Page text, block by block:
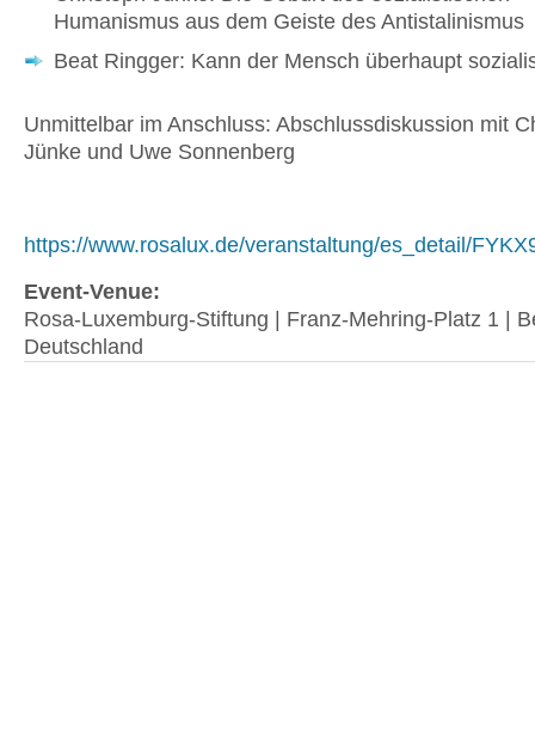
Humanismus aus dem Geiste des Antistalinismus
Beat Ringger: Kann der Mensch überhaupt
Unmittelbar im Anschluss: Abschlussdiskussion mit
Jünke und Uwe Sonnenberg
https://www.rosalux.de/veranstaltung/es_detail/
Event-Venue:
Rosa-Luxemburg-Stiftung | Franz-Mehring-Platz 1 |
Deutschland